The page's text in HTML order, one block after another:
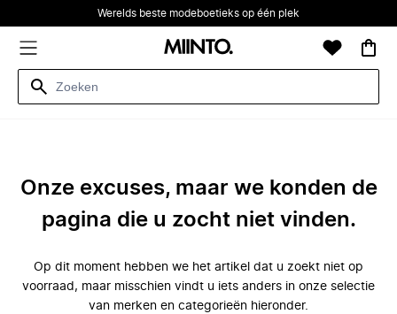
Werelds beste modeboetieks op één plek
Onze excuses, maar we konden de
pagina die u zocht niet vinden.
Op dit moment hebben we het artikel dat u zoekt niet op
voorraad, maar misschien vindt u iets anders in onze selectie
van merken en categorieën hieronder.